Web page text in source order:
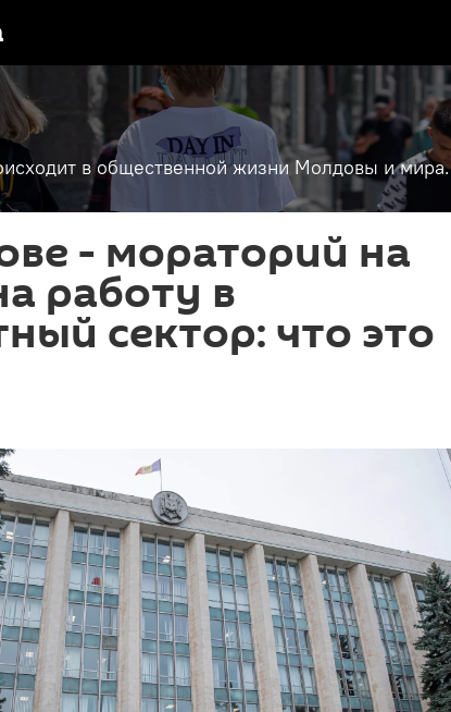
в общественной жизни Молдовы и мира.
- мораторий на
работу в
сектор: что это